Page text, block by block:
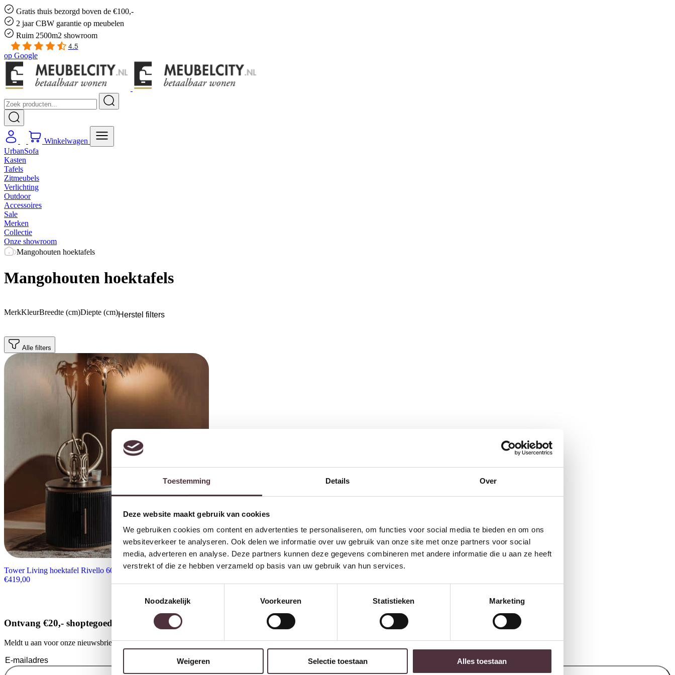
Toestemming Details Over
Deze website maakt gebruik van cookies
We gebruiken cookies om content en advertenties te personaliseren, om functies voor social media te bieden en om ons
websiteverkeer te analyseren. Ook delen we informatie over uw gebruik van onze site met onze partners voor social
media, adverteren en analyse. Deze partners kunnen deze gegevens combineren met andere informatie die u aan ze heeft
verstrekt of die ze hebben verzameld op basis van uw gebruik van hun services.
Noodzakelijk
Voorkeuren Statistieken Marketing
Weigeren Selectie toestaan Alles toestaan
Gratis thuis bezorgd boven de €100,-
2 jaar CBW garantie op meubelen
Ruim 2500m2 showroom
4.5
op Google
Winkelwagen
UrbanSofa
Kasten
Tafels
Zitmeubels
Verlichting
Outdoor
Accessoires
Sale
Merken
Collectie
Onze showroom
Mangohouten hoektafels
Mangohouten hoektafels
MerkKleurBreedte (cm)Diepte (cm)Herstel filters
Alle filters
Tower Living hoektafel Rivello 60x60x50 cm mangohout
€419,00
Ontvang €20,- shoptegoed
Meldt u aan voor onze nieuwsbrief en ontvang €20,- shoptegoed voor uw volgende bestelling van minimaal €200,- (niet geldig op afgeprijsde items).